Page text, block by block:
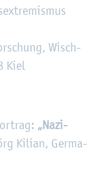
Wisch­
Kiel
„Nazi-
Ki­li­an, Ger­ma­